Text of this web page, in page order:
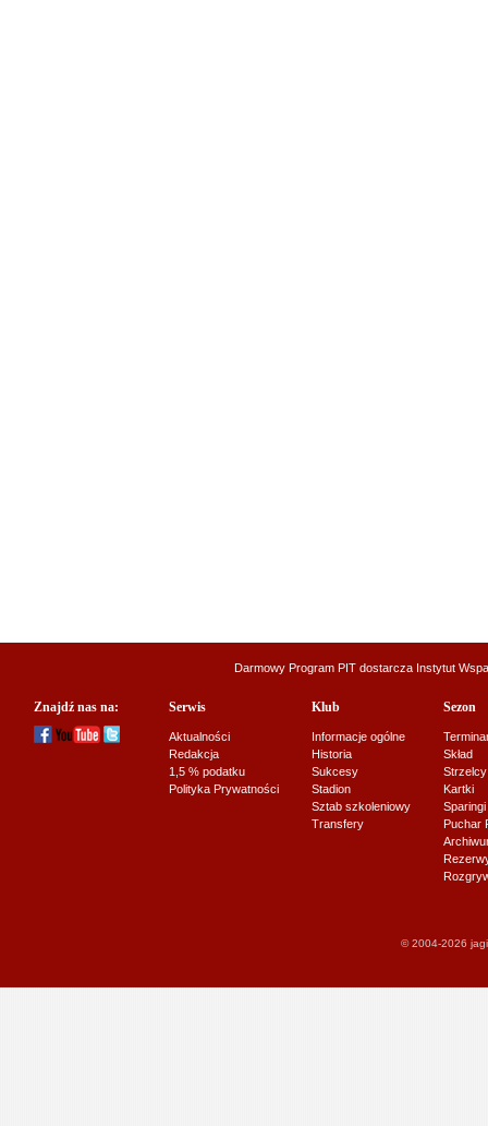
Darmowy Program PIT dostarcza Instytut
Znajdź nas na: Serwis
Aktualności
Redakcja
1,5 % podatku
Polityka Prywatności
Klub
Informacje ogólne
Historia
Sukcesy
Stadion
Sztab szkoleniowy
Transfery
Sezon
Skład
Strzelcy
Kartki
Sparingi
Puchar
© 2004-2026